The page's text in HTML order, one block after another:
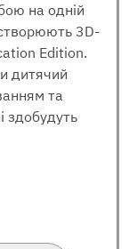
на одній
створюють 3D-
Edition.
дитячий
та
здобудуть